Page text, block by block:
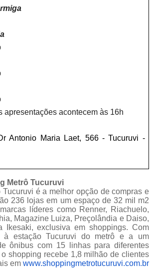
apresentações acontecem às 16h
Antonio Maria Laet, 566 - Tucuruvi -
Metrô Tucuruvi
Tucuruvi é a melhor opção de compras e
236 lojas em um espaço de 32 mil m2
líderes como Renner, Riachuelo,
Magazine Luiza, Preçolândia e Daiso,
Ikesaki, exclusiva em shoppings. Com
à estação Tucuruvi do metrô e a um
ônibus com 15 linhas para diferentes
shopping recebe 1,8 milhão de clientes
em www.shoppingmetrotucuruvi.com.br